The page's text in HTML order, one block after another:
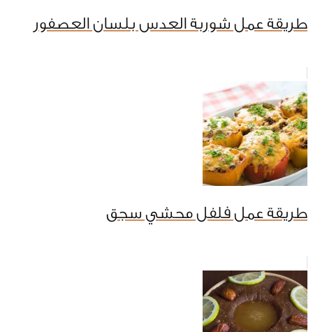
طريقة عمل شوربة العدس بلسان العصفور
طريقة عمل فلفل محشي سجق